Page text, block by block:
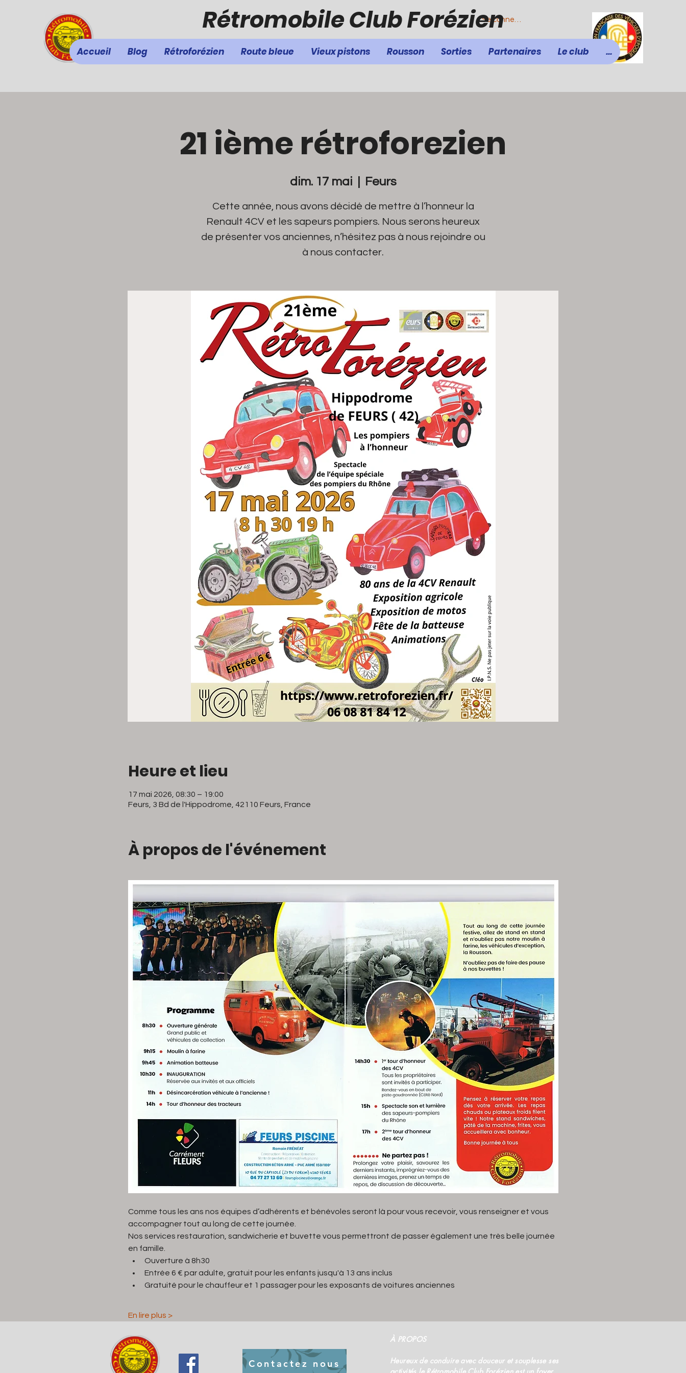
Se connecter
Accueil Blog Rétroforézien Route bleue Vieux pistons Rousson Sorties Partenaires Le club ...
Rétromobile Club Forézien
21 ième rétroforezien
dim. 17 mai
  |
Feurs
Cette année, nous avons décidé de mettre à l’honneur la
Renault 4CV et les sapeurs pompiers. Nous serons heureux
de présenter vos anciennes, n’hésitez pas à nous rejoindre ou
à nous contacter.
Heure et lieu
17 mai 2026, 08:30 – 19:00
Feurs, 3 Bd de l'Hippodrome, 42110 Feurs, France
À propos de l'événement
Comme tous les ans nos équipes d’adhérents et bénévoles seront là pour vous recevoir, vous renseigner et vous
accompagner tout au long de cette journée.
Nos services restauration, sandwicherie et buvette vous permettront de passer également une très belle journée
en famille.
Ouverture à 8h30
Entrée 6 € par adulte, gratuit pour les enfants jusqu'à 13 ans inclus
Gratuité pour le chauffeur et 1 passager pour les exposants de voitures anciennes
En lire plus >
Contactez nous
À PROPOS
Heureux de conduire avec douceur et souplesse ses